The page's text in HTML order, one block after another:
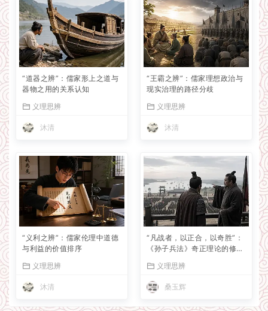
“道器之辨”：儒家形上之道与
器物之用的关系认知
义理思辨
沐清
“王霸之辨”：儒家理想政治与
现实治理的路径分歧
义理思辨
沐清
“义利之辨”：儒家伦理中道德
与利益的价值排序
义理思辨
沐清
“凡战者，以正合，以奇胜”：
《孙子兵法》奇正理论的修正
义理思辨
桑玉辉